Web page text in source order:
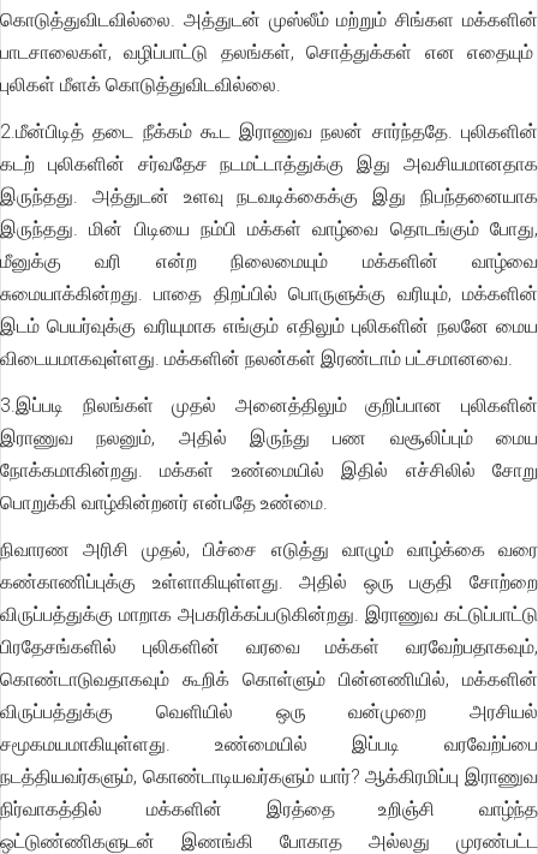
கொடுத்துவிடவில்லை. அத்துடன் முஸ்லீம் மற்றும் சிங்கள மக்களின்
பாடசாலைகள், வழிப்பாட்டு தலங்கள், சொத்துக்கள் என எதையும்
புலிகள் மீளக் கொடுத்துவிடவில்லை.
2.மீன்பிடித் தடை நீக்கம் கூட இராணுவ நலன் சார்ந்ததே. புலிகளின்
கடற் புலிகளின் சர்வதேச நடமட்டாத்துக்கு இது அவசியமானதாக
இருந்தது. அத்துடன் உளவு நடவடிக்கைக்கு இது நிபந்தனையாக
இருந்தது. மின் பிடியை நம்பி மக்கள் வாழ்வை தொடங்கும் போது,
மீனுக்கு வரி என்ற நிலைமையும் மக்களின் வாழ்வை
சுமையாக்கின்றது. பாதை திறப்பில் பொருளுக்கு வரியும், மக்களின்
இடம் பெயர்வுக்கு வரியுமாக எங்கும் எதிலும் புலிகளின் நலனே மைய
விடையமாகவுள்ளது. மக்களின் நலன்கள் இரண்டாம் பட்சமானவை.
3.இப்படி நிலங்கள் முதல் அனைத்திலும் குறிப்பான புலிகளின்
இராணுவ நலனும், அதில் இருந்து பண வசூலிப்பும் மைய
நோக்கமாகின்றது. மக்கள் உண்மையில் இதில் எச்சிலில் சோறு
பொறுக்கி வாழ்கின்றனர் என்பதே உண்மை.
நிவாரண அரிசி முதல், பிச்சை எடுத்து வாழும் வாழ்க்கை வரை
கண்காணிப்புக்கு உள்ளாகியுள்ளது. அதில் ஒரு பகுதி சோற்றை
விருப்பத்துக்கு மாறாக அபகரிக்கப்படுகின்றது. இராணுவ கட்டுப்பாட்டு
பிரதேசங்களில் புலிகளின் வரவை மக்கள் வரவேற்பதாகவும்,
கொண்டாடுவதாகவும் கூறிக் கொள்ளும் பின்னணியில், மக்களின்
விருப்பத்துக்கு வெளியில் ஒரு வன்முறை அரசியல்
சமூகமயமாகியுள்ளது. உண்மையில் இப்படி வரவேற்ப்பை
நடத்தியவர்களும், கொண்டாடியவர்களும் யார்? ஆக்கிரமிப்பு இராணுவ
நிர்வாகத்தில் மக்களின் இரத்தை உறிஞ்சி வாழ்ந்த
ஒட்டுண்ணிகளுடன் இணங்கி போகாத அல்லது முரண்பட்ட